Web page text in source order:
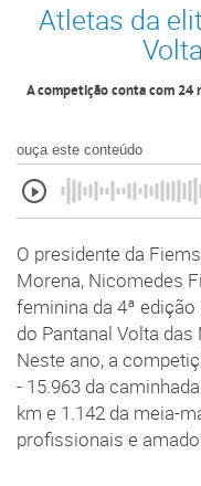
Atletas da
A competição conta com
ouça este conteúdo
O presidente da
Morena, Nicomedes
feminina da 4ª
do Pantanal Volta
Neste ano, a
- 15.963 da
km e 1.142 da meia-
profissionais e